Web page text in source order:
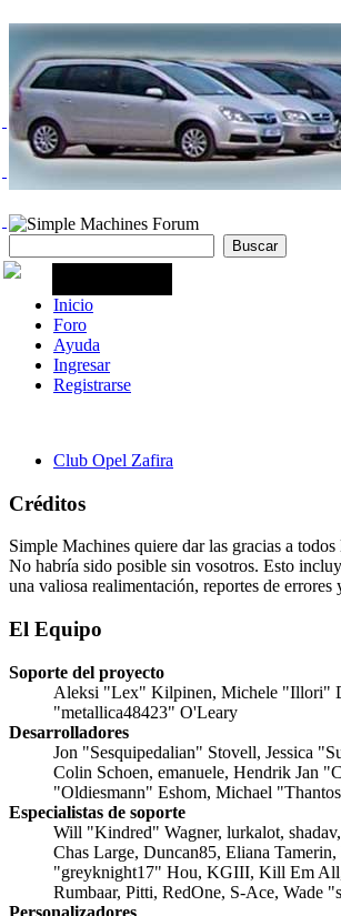
Inicio
Foro
Ayuda
Ingresar
Registrarse
Club Opel Zafira
Créditos
Simple Machines quiere dar las gracias a
No habría sido posible sin vosotros. Esto
una valiosa realimentación, reportes de errores
El Equipo
Soporte del proyecto
Aleksi "Lex" Kilpinen, Michele "Illori"
"metallica48423" O'Leary
Desarrolladores
Jon "Sesquipedalian" Stovell, Jessica
Colin Schoen, emanuele, Hendrik Jan
"Oldiesmann" Eshom, Michael
Especialistas de soporte
Will "Kindred" Wagner, lurkalot,
Chas Large, Duncan85, Eliana
"greyknight17" Hou, KGIII, Kill Em
Rumbaar, Pitti, RedOne, S-Ace, Wade
Personalizadores